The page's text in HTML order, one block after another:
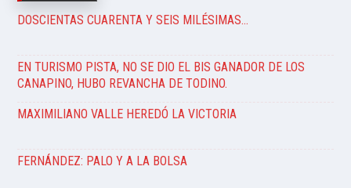
DOSCIENTAS CUARENTA Y SEIS MILÉSIMAS…
EN TURISMO PISTA, NO SE DIO EL BIS GANADOR DE LOS
CANAPINO, HUBO REVANCHA DE TODINO.
MAXIMILIANO VALLE HEREDÓ LA VICTORIA
FERNÁNDEZ: PALO Y A LA BOLSA